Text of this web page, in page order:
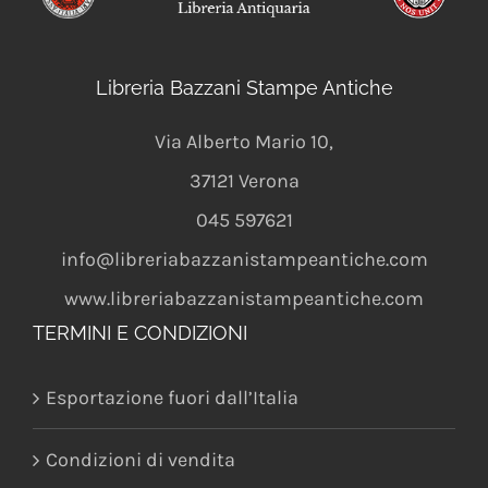
Libreria Bazzani Stampe Antiche
Via Alberto Mario 10,
37121 Verona
045 597621
info@libreriabazzanistampeantiche.com
www.libreriabazzanistampeantiche.com
TERMINI E CONDIZIONI
Esportazione fuori dall’Italia
Condizioni di vendita